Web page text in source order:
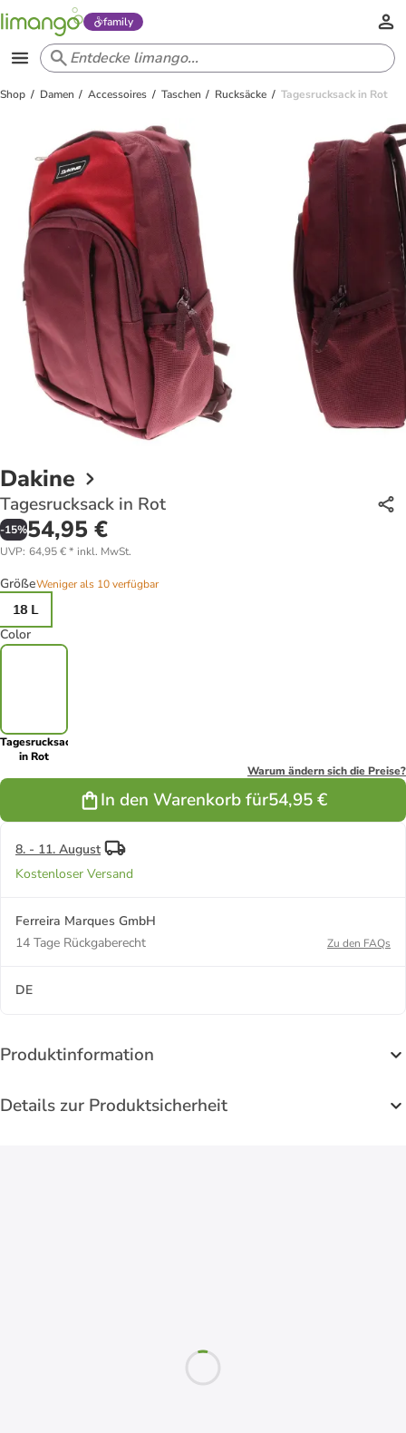
family
Shop Damen Accessoires Taschen Rucksäcke Tagesrucksack in Rot
Dakine
Tagesrucksack in Rot
-15%54,95 €
UVP: 64,95 €* inkl. MwSt.
GrößeWeniger als 10 verfügbar
18 L
Color
Tagesrucksack
in Rot
Warum ändern sich die Preise?
In den Warenkorb für54,95 €
8. - 11. August
Kostenloser Versand
Ferreira Marques GmbH
14 Tage Rückgaberecht
Zu den FAQs
DE
Produktinformation
Details zur Produktsicherheit